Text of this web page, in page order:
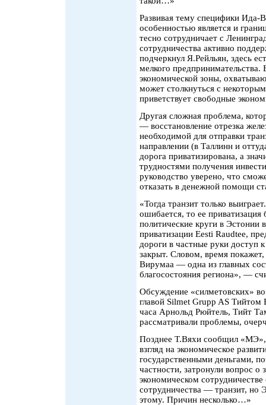
Развивая тему специфики Ида-
особенностью является и
тесно сотрудничает с
сотрудничества активно
подчеркнул Я.Рейльян, здесь
мелкого предпринимательства.
экономической зоны,
может столкнуться с
приветствует свободные
Другая сложная проблема,
— восстановление отрезка
необходимой для отправки
направлении (в Таллинн и
дорога приватизирована, а
трудностями получения
руководство уверено, что
отказать в денежной помощи
«Тогда транзит только
ошибается, то ее
политические круги в Эстонии
приватизации Eesti Raudtee,
дороги в частные руки доступ
закрыт. Словом, время
Вирумаа — одна из главных
благосостояния региона», —
Обсуждение «силметовских»
главой Silmet Grupp AS
часа Арнольд Рюйтель, Тийт
рассматривали проблемы,
Позднее Т.Вяхи сообщил «МЭ»,
взгляд на экономическое
государственными деньгами,
частности, затронули вопрос о
экономическом
сотрудничества — транзит, но
этому. Причин несколько…»